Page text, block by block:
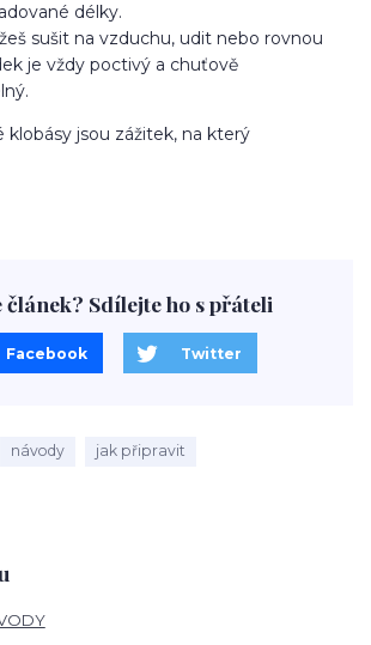
délky.
sušit na vzduchu, udit nebo rovnou
je vždy poctivý a chuťově
klobásy jsou zážitek, na který
článek? Sdílejte ho s přáteli
Facebook Twitter
návody jak připravit